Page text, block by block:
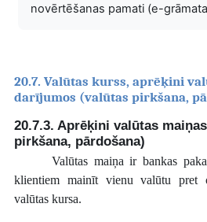
novērtēšanas pamati (e-
20.7. Valūtas kurss, aprēķini
darījumos (valūtas pirkšana,
20.7.3. Aprēķini valūtas
pirkšana, pārdošana)
Valūtas maiņa ir bankas
klientiem mainīt vienu valūtu pret
valūtas kursa.